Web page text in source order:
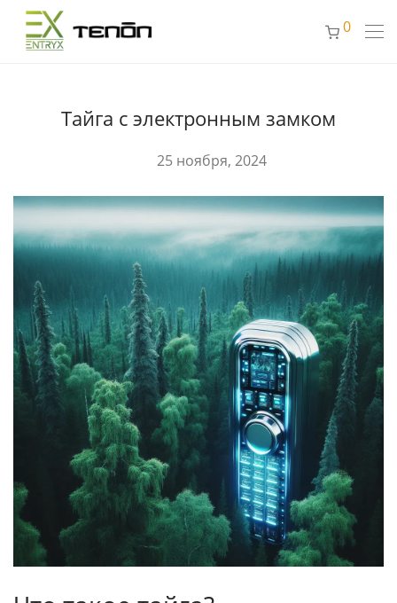
0
Тайга с электронным замком
25 ноября, 2024